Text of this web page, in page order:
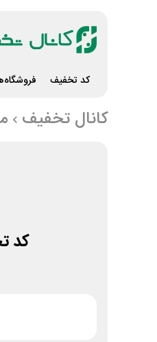
کد تخفیف
کانال تخفیف
کد تخفیف 10